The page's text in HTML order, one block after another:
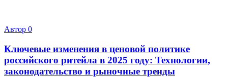
Автор 0
Ключевые изменения в ценовой политике
российского ритейла в 2025 году: Технологии,
законодательство и рыночные тренды